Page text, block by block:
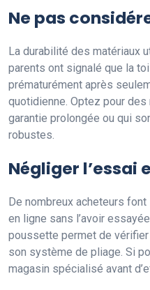
Ne pas
La durabilité des matériaux
parents ont signalé que la
prématurément après
quotidienne. Optez pour
garantie prolongée ou qui
robustes.
Négliger l’essai
De nombreux acheteurs font
en ligne sans l’avoir
poussette permet de
son système de pliage. Si
magasin spécialisé avant